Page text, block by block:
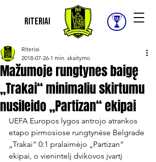
Riteriai
Mažumoje rungtynes baigę
„Trakai“ minimaliu skirtumu
nusileido „Partizan“ ekipai
Riteriai
2018-07-26 1 min. skaitymo
UEFA Europos lygos antrojo atrankos
etapo pirmosiose rungtynėse Belgrade
„Trakai“ 0:1 pralaimėjo „Partizan“
ekipai, o vienintelį dvikovos įvartį